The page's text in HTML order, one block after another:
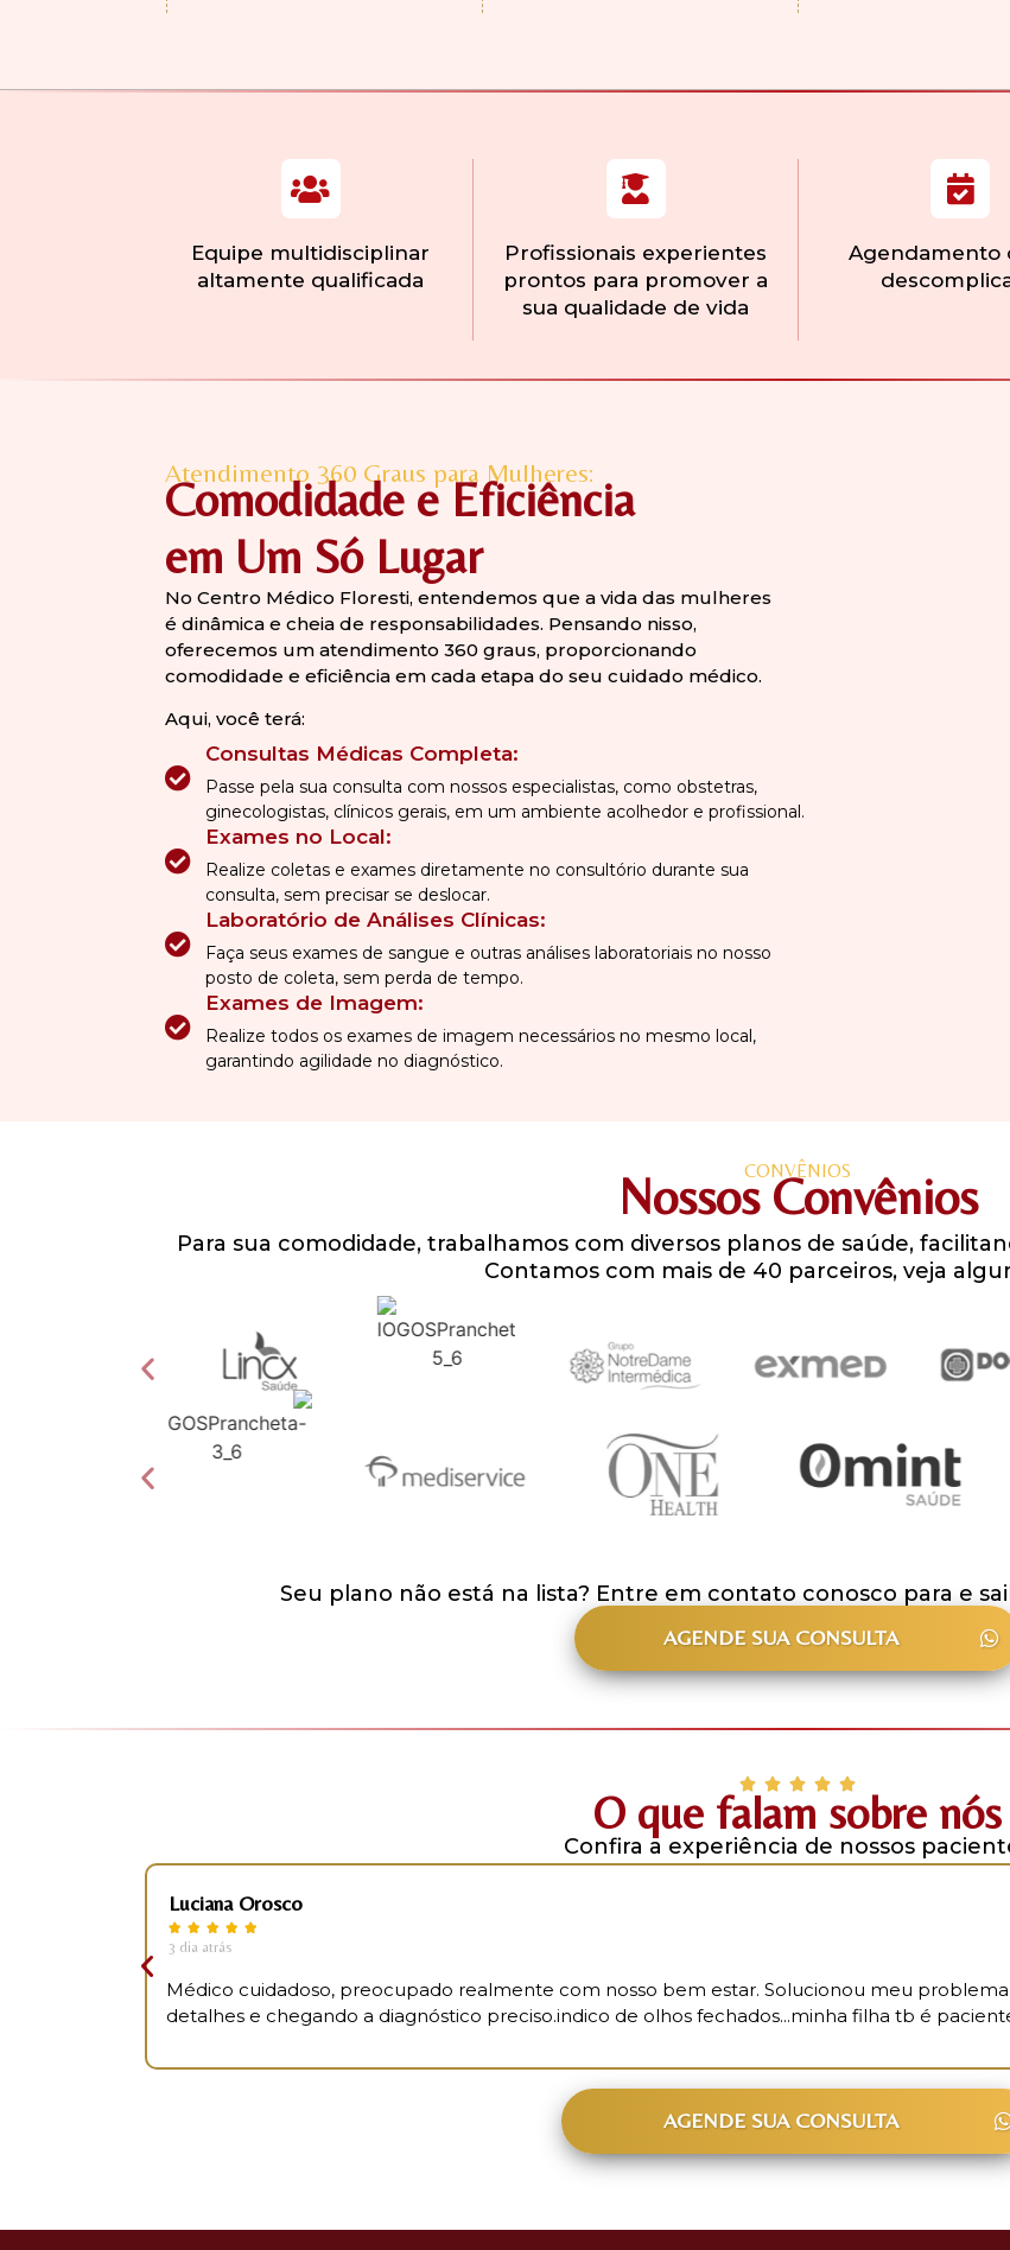
Equipe multidisciplinar
altamente qualificada
Profissionais experientes
prontos para promover a
sua qualidade de vida
Agendamento
Atendimento 360 Graus para Mulheres:
Comodidade e Eficiência
em Um Só Lugar
No Centro Médico Floresti, entendemos que a vida das mulheres
é dinâmica e cheia de responsabilidades. Pensando nisso,
oferecemos um atendimento 360 graus, proporcionando
comodidade e eficiência em cada etapa do seu cuidado médico.
Aqui, você terá:
Consultas Médicas Completa:
Passe pela sua consulta com nossos especialistas, como obstetras,
ginecologistas, clínicos gerais, em um ambiente acolhedor e profissional.
Exames no Local:
Realize coletas e exames diretamente no consultório durante sua
consulta, sem precisar se deslocar.
Laboratório de Análises Clínicas:
Faça seus exames de sangue e outras análises laboratoriais no nosso
posto de coleta, sem perda de tempo.
Exames de Imagem:
Realize todos os exames de imagem necessários no mesmo local,
garantindo agilidade no diagnóstico.
CONVÊNIOS
Nossos Convênios
Para sua comodidade, trabalhamos com diversos planos de saúde,
Contamos com mais de 40 parceiros, veja
Seu plano não está na lista? Entre em contato conosco para e
AGENDE SUA CONSULTA
O que falam sobre nós
Confira a experiência de nossos
Luciana Orosco
    
3 dia atrás
Médico cuidadoso, preocupado realmente com nosso bem estar. Solucionou meu
detalhes e chegando a diagnóstico preciso.indico de olhos fechados...minha filha tb é
AGENDE SUA CONSULTA